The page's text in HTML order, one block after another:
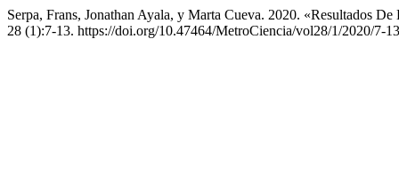
Serpa, Frans, Jonathan Ayala, y Marta Cueva. 2020. «Resultados
28 (1):7-13. https://doi.org/10.47464/MetroCiencia/vol28/1/2020/7-